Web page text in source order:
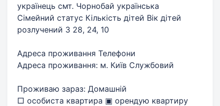
українець смт. Чорнобай українська
Сімейний статус Кількість дітей Вік дітей
розлучений 3 28, 24, 10
Адреса проживання Телефони
Адреса проживання: м. Київ Службовий
Проживаю зараз: Домашній
□ особиста квартира ▣ орендую квартиру